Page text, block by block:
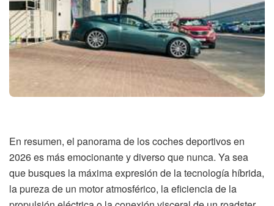
En resumen, el panorama de los coches deportivos en
2026 es más emocionante y diverso que nunca. Ya sea
que busques la máxima expresión de la tecnología híbrida,
la pureza de un motor atmosférico, la eficiencia de la